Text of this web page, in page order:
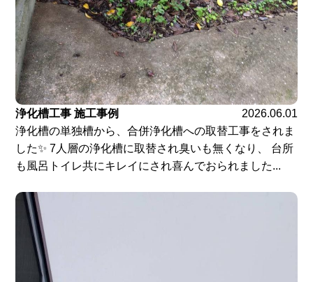
浄化槽工事 施工事例
2026.06.01
浄化槽の単独槽から、合併浄化槽への取替工事をされま
した✨ 7人層の浄化槽に取替され臭いも無くなり、 台所
も風呂トイレ共にキレイにされ喜んでおられました...